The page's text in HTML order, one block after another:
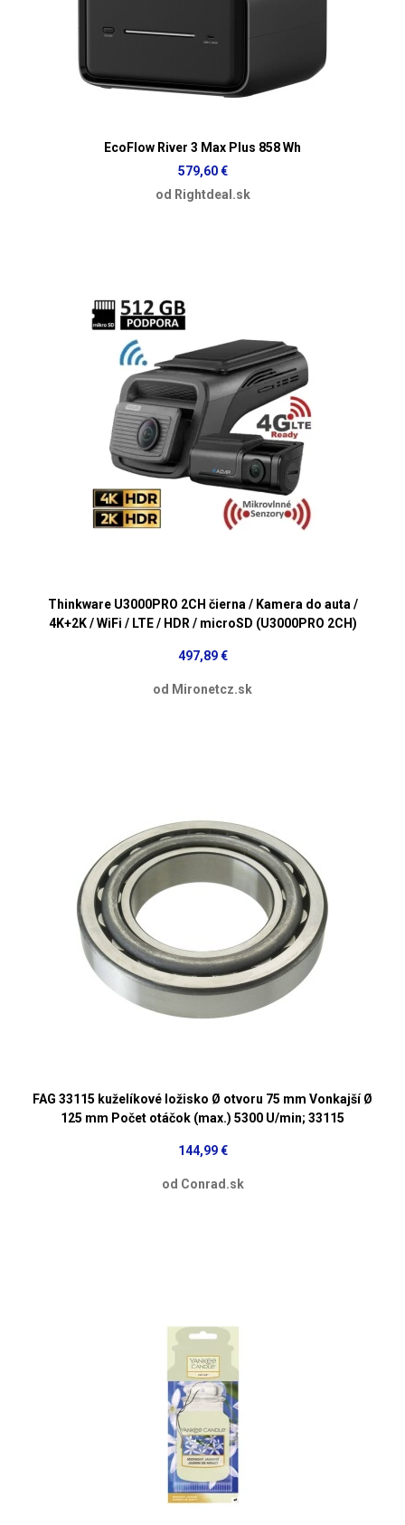
EcoFlow River 3 Max Plus 858 Wh
579,60 €
od Rightdeal.sk
Thinkware U3000PRO 2CH čierna / Kamera do auta /
4K+2K / WiFi / LTE / HDR / microSD (U3000PRO 2CH)
497,89 €
od Mironetcz.sk
FAG 33115 kuželíkové ložisko Ø otvoru 75 mm Vonkajší Ø
125 mm Počet otáčok (max.) 5300 U/min; 33115
144,99 €
od Conrad.sk